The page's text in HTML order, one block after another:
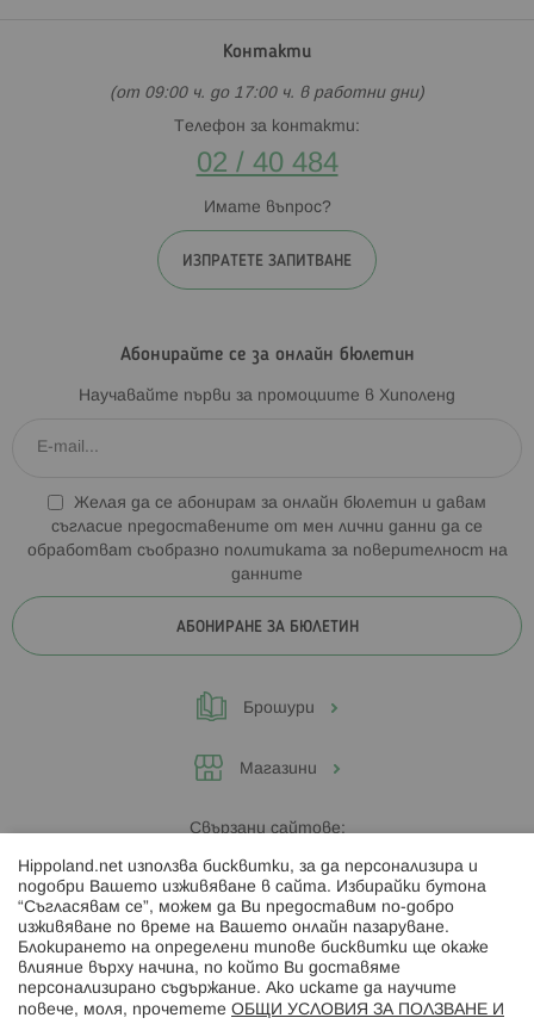
Контакти
(от 09:00 ч. до 17:00 ч. в работни дни)
Телефон за контакти:
02 / 40 484
Имате въпрос?
ИЗПРАТЕТЕ ЗАПИТВАНЕ
Абонирайте се за онлайн бюлетин
Научавайте първи за промоциите в Хиполенд
Желая да се абонирам за онлайн бюлетин и давам
съгласие предоставените от мен лични данни да се
обработват съобразно политиката за поверителност на
данните
АБОНИРАНЕ ЗА БЮЛЕТИН
Брошури
Магазини
Свързани сайтове:
Hippoland.ro
Последвайте ни:
Hippoland.net използва бисквитки, за да персонализира и
подобри Вашето изживяване в сайта. Избирайки бутона
“Съгласявам се”, можем да Ви предоставим по-добро
изживяване по време на Вашето онлайн пазаруване.
Блокирането на определени типове бисквитки ще окаже
влияние върху начина, по който Ви доставяме
персонализирано съдържание. Ако искате да научите
повече, моля, прочетете ОБЩИ УСЛОВИЯ ЗА ПОЛЗВАНЕ И